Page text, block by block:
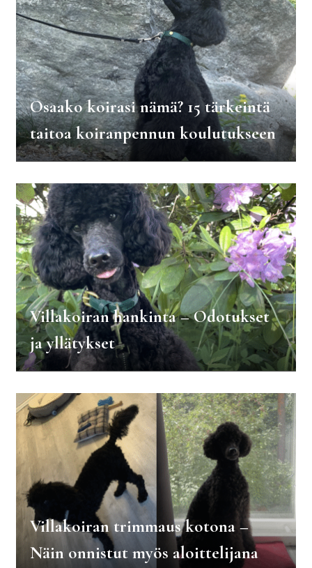
Osaako koirasi nämä? 15 tärkeintä
taitoa koiranpennun koulutukseen
Villakoiran hankinta – Odotukset
ja yllätykset
Villakoiran trimmaus kotona –
Näin onnistut myös aloittelijana